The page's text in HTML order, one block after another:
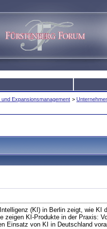
Expansionsmanagement >
(KI) in Berlin zeigt, wie
KI-Produkte in der Praxis:
Einsatz von KI in Deutschland